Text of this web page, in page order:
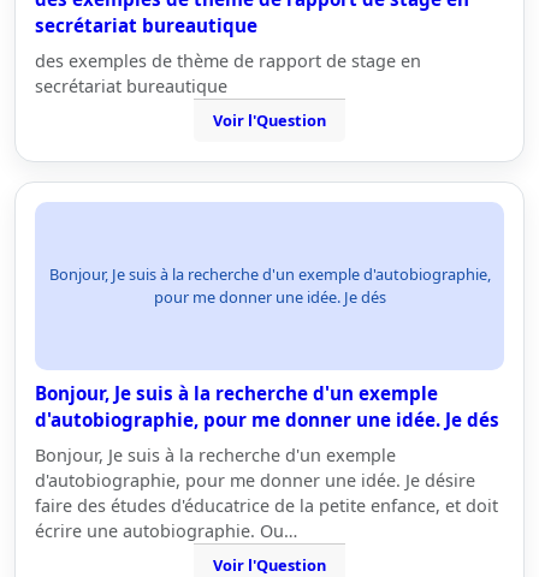
secrétariat bureautique
des exemples de thème de rapport de stage en
secrétariat bureautique
Voir l'Question
Bonjour, Je suis à la recherche d'un exemple d'autobiographie,
pour me donner une idée. Je dés
Bonjour, Je suis à la recherche d'un exemple
d'autobiographie, pour me donner une idée. Je dés
Bonjour, Je suis à la recherche d'un exemple
d'autobiographie, pour me donner une idée. Je désire
faire des études d'éducatrice de la petite enfance, et doit
écrire une autobiographie. Ou…
Voir l'Question